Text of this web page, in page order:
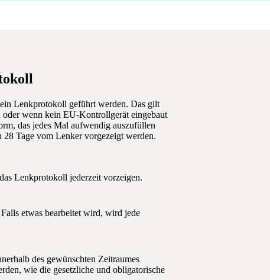
Lenkprotokoll geführt werden. Das gilt
wenn kein EU-Kontrollgerät eingebaut
das jedes Mal aufwendig auszufüllen
Tage vom Lenker vorgezeigt werden.
Lenkprotokoll jederzeit vorzeigen.
etwas bearbeitet wird, wird jede
des gewünschten Zeitraumes
wie die gesetzliche und obligatorische